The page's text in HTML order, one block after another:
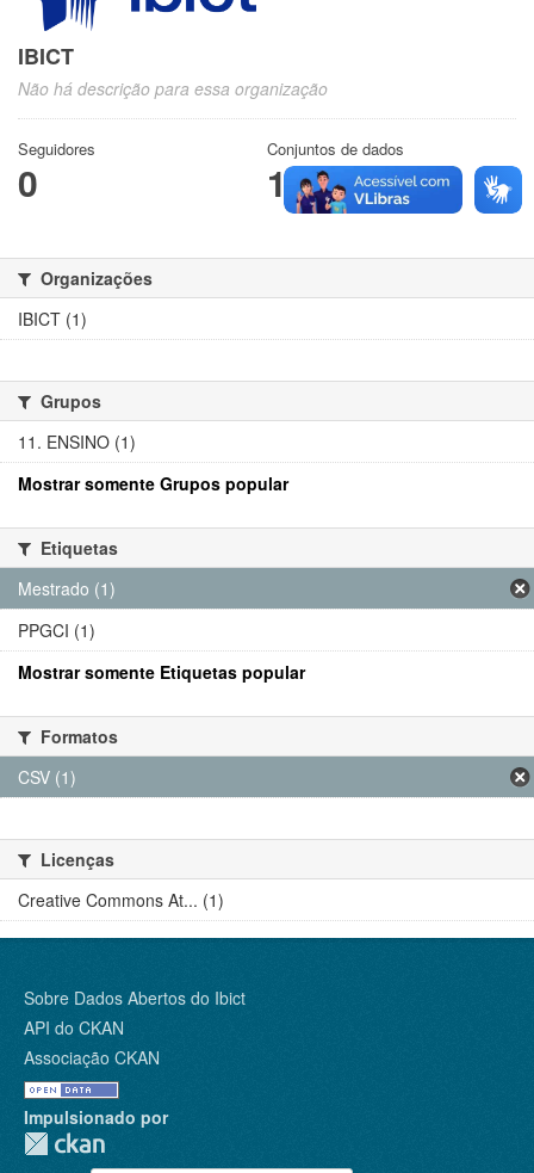
IBICT
Não há descrição para essa organização
Seguidores
0
Conjuntos de dados
1
Organizações
IBICT (1)
Grupos
11. ENSINO (1)
Mostrar somente Grupos popular
Etiquetas
Mestrado (1)
PPGCI (1)
Mostrar somente Etiquetas popular
Formatos
CSV (1)
Licenças
Creative Commons At... (1)
Sobre Dados Abertos do Ibict
API do CKAN
Associação CKAN
Impulsionado por